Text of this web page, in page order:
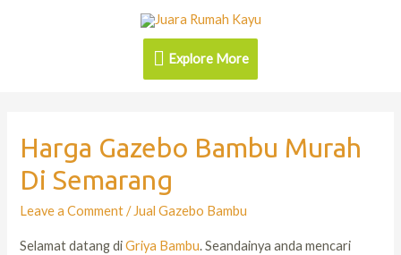
Explore More
Harga Gazebo Bambu Murah
Di Semarang
Leave a Comment / Jual Gazebo Bambu
Selamat datang diGriya Bambu. Seandainya anda mencari